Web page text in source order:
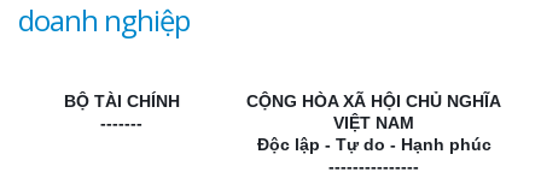
doanh nghiệp
BỘTÀI CHÍNH
-------
CỘNG HÒA XÃ HỘI CHỦ NGHĨA
VIỆT NAM
Độc lập - Tự do - Hạnh phúc
---------------